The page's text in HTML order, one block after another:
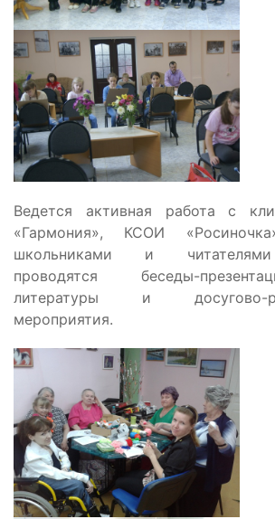
Ведется активная работа с
«Гармония», КСОИ
школьниками и читателями
проводятся беседы-
литературы и досугово-
мероприятия.